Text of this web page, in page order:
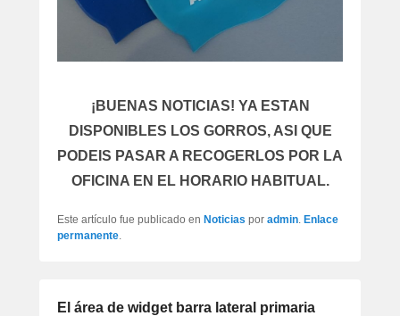
¡BUENAS NOTICIAS! YA ESTAN
DISPONIBLES LOS GORROS, ASI QUE
PODEIS PASAR A RECOGERLOS POR LA
OFICINA EN EL HORARIO HABITUAL.
Este artículo fue publicado en Noticias por admin. Enlace
permanente.
El área de widget barra lateral primaria